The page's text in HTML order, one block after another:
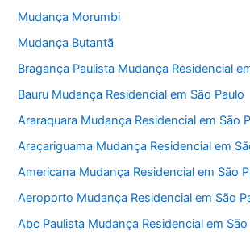
Mudança Morumbi
Mudança Butantã
Bragança Paulista Mudança Residencial
Bauru Mudança Residencial em São Paulo
Araraquara Mudança Residencial em São
Araçariguama Mudança Residencial em
Americana Mudança Residencial em São
Aeroporto Mudança Residencial em São
Abc Paulista Mudança Residencial em São